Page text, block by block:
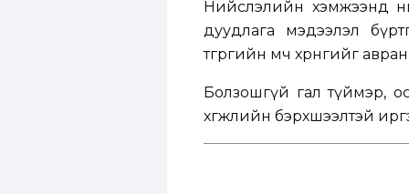
Нийслэлийн хэмжээнд
дуудлага мэдээлэл
төгрөгийн өмч хөрөнгийг
Болзошгүй гал түймэр,
хөгжлийн бэрхшээлтэй